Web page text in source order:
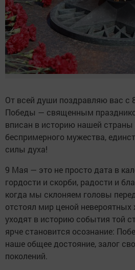
От всей души поздравляю вас с
Победы — священным
вписан в историю нашей страны
беспримерного мужества,
силы духа!
9 Мая — это не просто дата в
гордости и скорби, радости и
когда мы склоняем головы
отстоял мир ценой
уходят в историю события той
ярче становится осознание:
наше общее достояние, залог
поколений.